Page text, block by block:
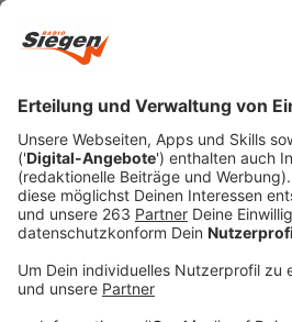
eingehen.
Wir
Zustimmung, um
Video-Service
Wir verwenden einen